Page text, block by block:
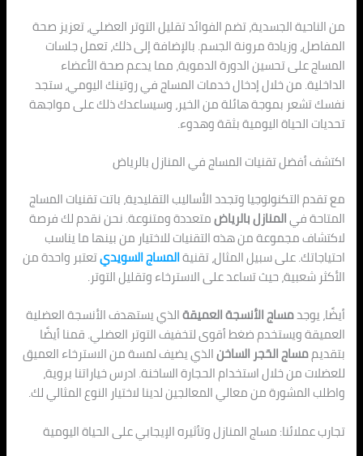
من الناحية الجسدية، تضم الفوائد تقليل التوتر العضلي، تعزيز صحة
المفاصل، وزيادة مرونة الجسم. بالإضافة إلى ذلك، تعمل جلسات
المساج على تحسين الدورة الدموية، مما يدعم صحة الأعضاء
الداخلية. من خلال إدخال خدمات المساج في روتينك اليومي، ستجد
نفسك تشعر بموجة هائلة من الخير، وسيساعدك ذلك على مواجهة
تحديات الحياة اليومية بثقة وهدوء.
اكتشف أفضل تقنيات المساج في المنازل بالرياض
مع تقدم التكنولوجيا وتجدد الأساليب التقليدية، باتت تقنيات المساج
المتاحة فيالمنازل بالرياضمتعددة ومتنوعة. نحن نقدم لك فرصة
لاكتشاف مجموعة من هذه التقنيات للاختيار من بينها ما يناسب
احتياجاتك. على سبيل المثال، تقنيةالمساج السويديتعتبر واحدة من
الأكثر شعبية، حيث تساعد على الاسترخاء وتقليل التوتر.
أيضًا، يوجدمساج الأنسجة العميقةالذي يستهدف الأنسجة العضلية
العميقة ويستخدم ضغط أقوى لتخفيف التوتر العضلي. قمنا أيضًا
بتقديممساج الحَجر الساخنالذي يضيف لمسة من الاسترخاء العميق
للعضلات من خلال استخدام الحجارة الساخنة. ادرس خياراتنا بروية،
واطلب المشورة من معالي المعالجين لدينا لاختيار النوع المثالي لك.
تجارب عملائنا: مساج المنازل وتأثيره الإيجابي على الحياة اليومية